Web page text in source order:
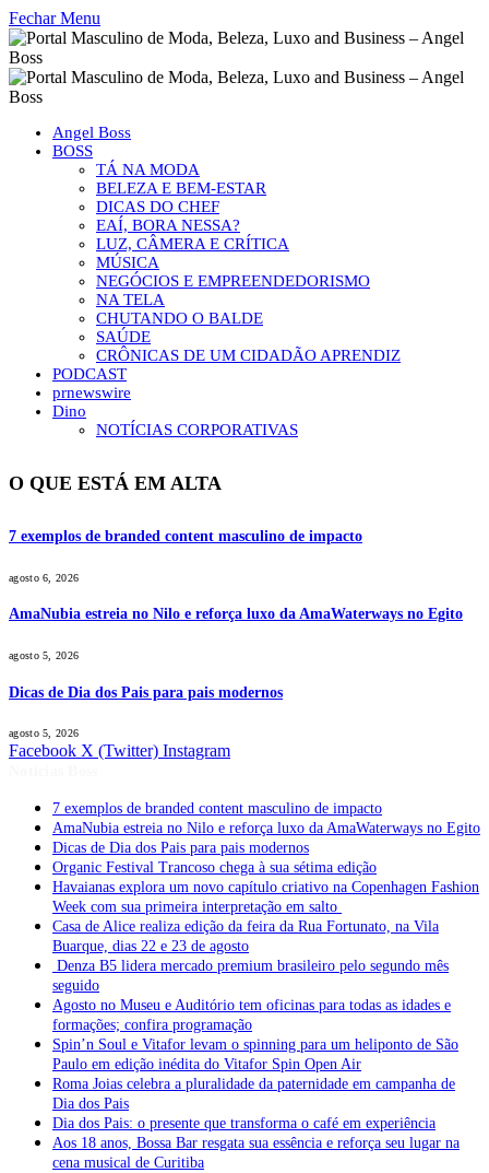
Fechar Menu
Angel Boss
BOSS
TÁ NA MODA
BELEZA E BEM-ESTAR
DICAS DO CHEF
EAÍ, BORA NESSA?
LUZ, CÂMERA E CRÍTICA
MÚSICA
NEGÓCIOS E EMPREENDEDORISMO
NA TELA
CHUTANDO O BALDE
SAÚDE
CRÔNICAS DE UM CIDADÃO APRENDIZ
PODCAST
prnewswire
Dino
NOTÍCIAS CORPORATIVAS
O QUE ESTÁ EM ALTA
7 exemplos de branded content masculino de impacto
agosto 6, 2026
AmaNubia estreia no Nilo e reforça luxo da AmaWaterways no Egito
agosto 5, 2026
Dicas de Dia dos Pais para pais modernos
agosto 5, 2026
Facebook X (Twitter) Instagram
7 exemplos de branded content masculino de impacto
AmaNubia estreia no Nilo e reforça luxo da AmaWaterways no Egito
Dicas de Dia dos Pais para pais modernos
Organic Festival Trancoso chega à sua sétima edição
Havaianas explora um novo capítulo criativo na Copenhagen Fashion
Week com sua primeira interpretação em salto
Casa de Alice realiza edição da feira da Rua Fortunato, na Vila
Buarque, dias 22 e 23 de agosto
Denza B5 lidera mercado premium brasileiro pelo segundo mês
seguido
Agosto no Museu e Auditório tem oficinas para todas as idades e
formações; confira programação
Spin’n Soul e Vitafor levam o spinning para um heliponto de São
Paulo em edição inédita do Vitafor Spin Open Air
Roma Joias celebra a pluralidade da paternidade em campanha de
Dia dos Pais
Dia dos Pais: o presente que transforma o café em experiência
Aos 18 anos, Bossa Bar resgata sua essência e reforça seu lugar na
cena musical de Curitiba